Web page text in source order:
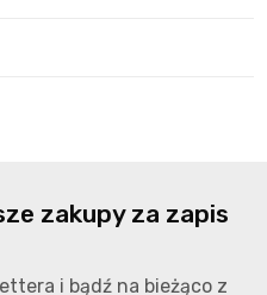
zakupy za zapis
i bądź na bieżąco z